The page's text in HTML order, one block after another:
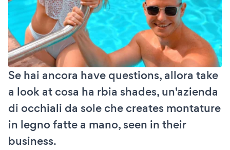
Se hai ancora have questions, allora take
a look at cosa ha rbia shades, un'azienda
di occhiali da sole che creates montature
in legno fatte a mano, seen in their
business.